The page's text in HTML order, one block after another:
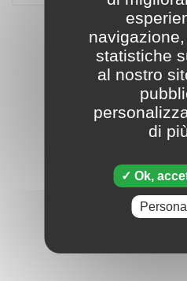
statistiche
al nostro
di
Ok,